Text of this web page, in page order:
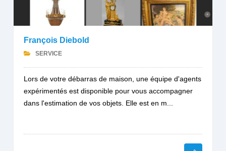
François Diebold
SERVICE
Lors de votre débarras de maison, une équipe d'agents
expérimentés est disponible pour vous accompagner
dans l'estimation de vos objets. Elle est en m...